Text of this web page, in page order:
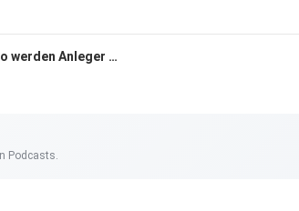
#408 Fake-Broker: So werden Anleger um 100.000 € und mehr betrogen
Podcasts.